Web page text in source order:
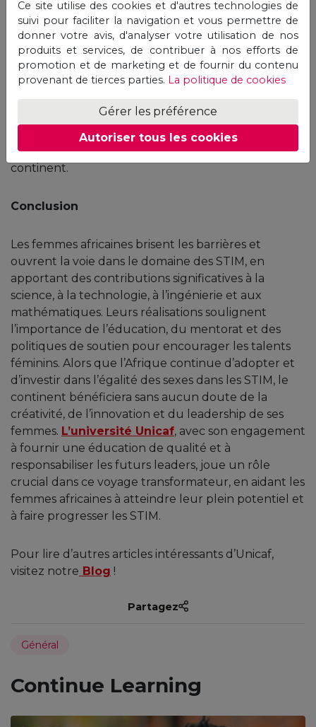
en plus reconnu. Les investissements dans
l’enseignement des STIM, les politiques d’égalité
des sexes et les réseaux de soutien ouvrent la voie à
une plus grande participation des femmes dans ces
domaines. À mesure que de plus en plus de
femmes accèdent aux STIM et en gravissent les
échelons, elles continueront d’inspirer et
d’autonomiser les autres, créant ainsi un effet
d’entraînement qui profitera à l’ensemble du
continent.
Conclusion
Les femmes africaines brisent les barrières et
ouvrent la voie dans le domaine des STIM, en
apportant des contributions significatives à la
science, à la technologie, à l’ingénierie et aux
mathématiques. Leurs réalisations soulignent
l’importance de l’éducation, du mentorat et des
politiques de soutien pour encourager les talents
féminins. Alors que l’Afrique continue d’adopter et
d’investir dans l’égalité des sexes dans les STIM, le
continent bénéficiera sans aucun doute de la
créativité, de l’innovation et du leadership de ses
femmes. L’université Unicaf, avec son engagement
à fournir une éducation de qualité et à
responsabiliser les futurs leaders, joue un rôle
crucial dans ce voyage transformateur, en aidant les
femmes africaines à atteindre leur plein potentiel et
à faire progresser les STIM.
Pour lire d’autres articles intéressants d’Unicaf,
visitez notre Blog !
Partagez
Général
Continue Learning
Ce site utilise des cookies et d'autres technologies de
suivi pour faciliter la navigation et vous permettre de
donner votre avis, d'analyser votre utilisation de nos
produits et services, de contribuer à nos efforts de
promotion et de marketing et de fournir du contenu
provenant de tierces parties. La politique de cookies
Gérer les préférence
Autoriser tous les cookies